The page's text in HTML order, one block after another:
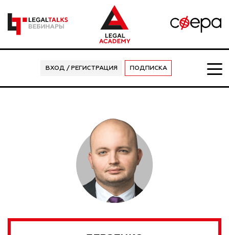
ВХОД / РЕГИСТРАЦИЯ ПОДПИСКА